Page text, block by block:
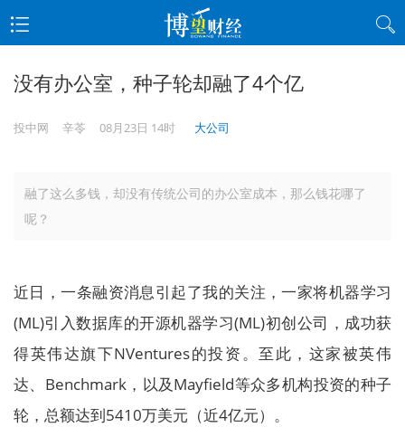
没有办公室，种子轮却融了4个亿
投中网 辛苓 08月23日 14时 大公司
融了这么多钱，却没有传统公司的办公室成本，那么钱花哪了
呢？
近日，一条融资消息引起了我的关注，一家将机器学习
(ML)引入数据库的开源机器学习(ML)初创公司，成功获
得英伟达旗下NVentures的投资。至此，这家被英伟
达、Benchmark，以及Mayfield等众多机构投资的种子
轮，总额达到5410万美元（近4亿元）。